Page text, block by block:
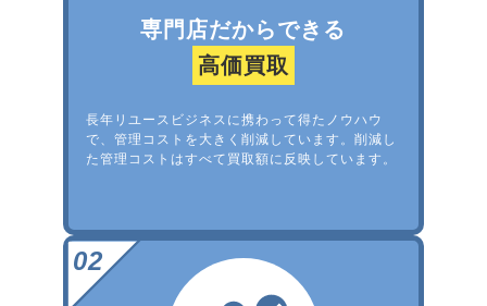
専門店だからできる
高価買取
長年リユースビジネスに携わって得たノウハウ
で、管理コストを大きく削減しています。削減し
た管理コストはすべて買取額に反映しています。